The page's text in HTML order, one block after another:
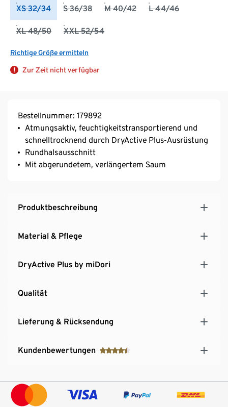
XS 32/34 S 36/38 M 40/42 L 44/46
XL 48/50 XXL 52/54
Richtige Größe ermitteln
Zur Zeit nicht verfügbar
Bestellnummer: 179892
Atmungsaktiv, feuchtigkeitstransportierend und
schnelltrocknend durch DryActive Plus-Ausrüstung
Rundhalsausschnitt
Mit abgerundetem, verlängertem Saum
Produktbeschreibung
Material & Pflege
DryActive Plus by miDori
Qualität
Lieferung & Rücksendung
Kundenbewertungen